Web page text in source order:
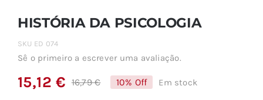
HISTÓRIA DA PSICOLOGIA
SKU ED 074
Sê o primeiro a escrever uma avaliação.
16,79€O
15,12€
O
10% Off Em stock